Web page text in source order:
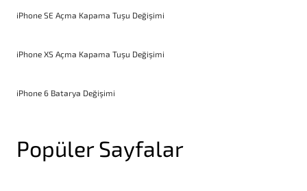
iPhone SE Açma Kapama Tuşu Değişimi
iPhone XS Açma Kapama Tuşu Değişimi
iPhone 6 Batarya Değişimi
Popüler Sayfalar